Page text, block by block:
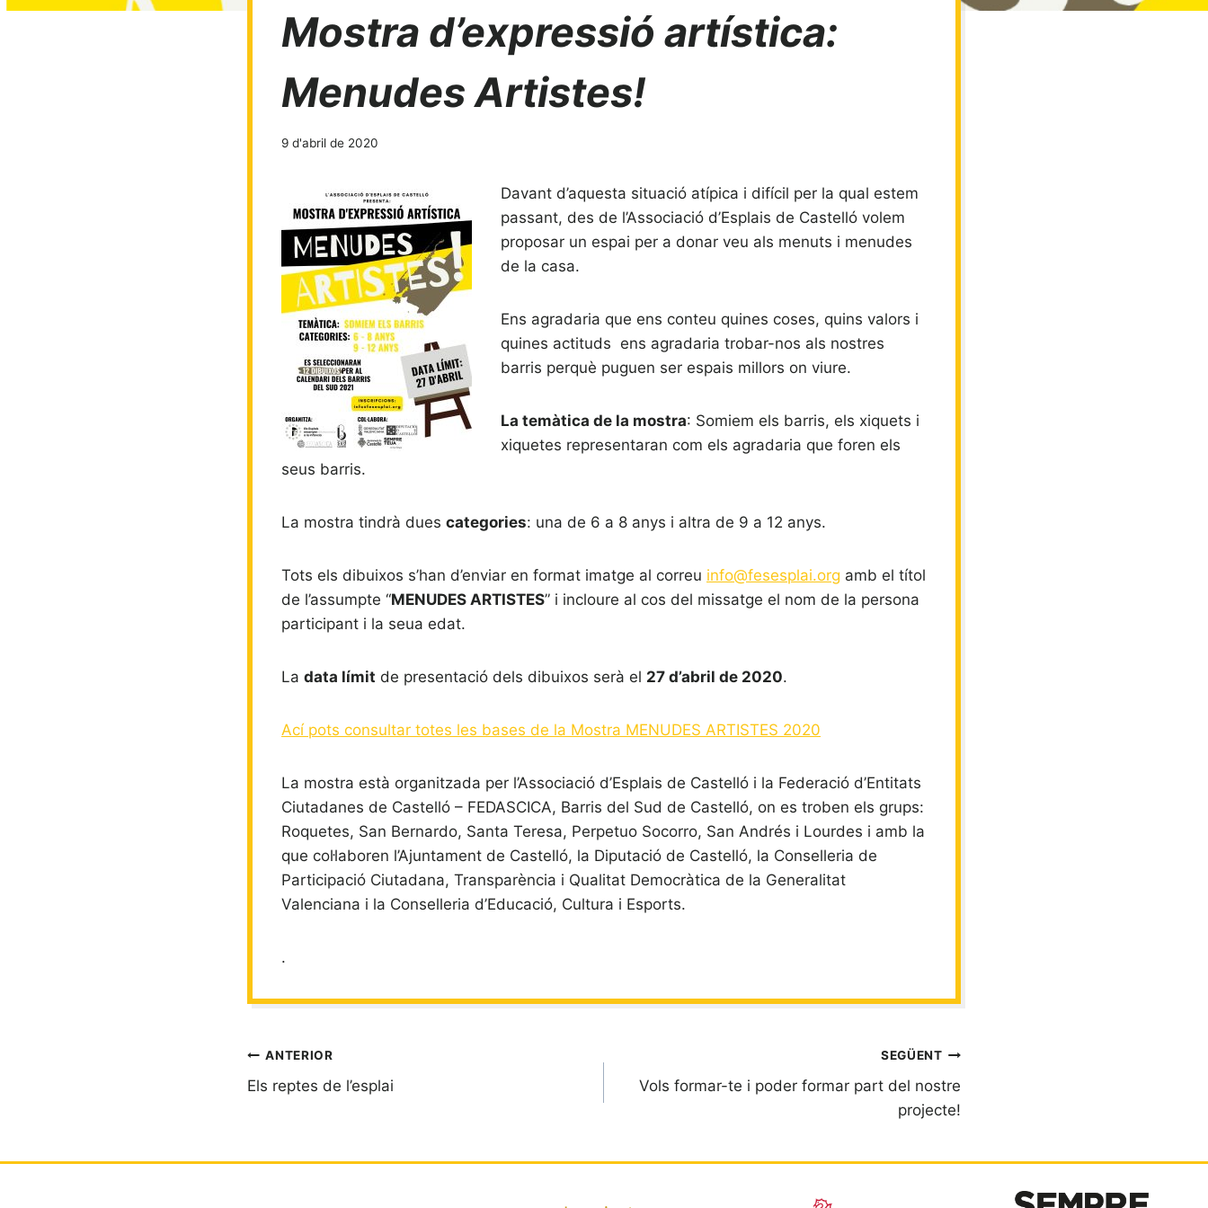
Mostra d’expressió artística:
Menudes Artistes!
9 d'abril de 2020
Davant d’aquesta situació atípica i difícil per la qual estem
passant, des de l’Associació d’Esplais de Castelló volem
proposar un espai per a donar veu als menuts i menudes
de la casa.
Ens agradaria que ens conteu quines coses, quins valors i
quines actituds ens agradaria trobar-nos als nostres
barris perquè puguen ser espais millors on viure.
La temàtica de la mostra: Somiem els barris, els xiquets i
xiquetes representaran com els agradaria que foren els
seus barris.
La mostra tindrà dues categories: una de 6 a 8 anys i altra de 9 a 12 anys.
Tots els dibuixos s’han d’enviar en format imatge al correu info@fesesplai.org amb el títol
de l’assumpte “MENUDES ARTISTES” i incloure al cos del missatge el nom de la persona
participant i la seua edat.
La data límit de presentació dels dibuixos serà el 27 d’abril de 2020.
Ací pots consultar totes les bases de la Mostra MENUDES ARTISTES 2020
La mostra està organitzada per l’Associació d’Esplais de Castelló i la Federació d’Entitats
Ciutadanes de Castelló – FEDASCICA, Barris del Sud de Castelló, on es troben els grups:
Roquetes, San Bernardo, Santa Teresa, Perpetuo Socorro, San Andrés i Lourdes i amb la
que col·laboren l’Ajuntament de Castelló, la Diputació de Castelló, la Conselleria de
Participació Ciutadana, Transparència i Qualitat Democràtica de la Generalitat
Valenciana i la Conselleria d’Educació, Cultura i Esports.
.
Navegació
d'entrades
ANTERIOR
Els reptes de l’esplai
SEGÜENT
Vols formar-te i poder formar part del nostre
projecte!